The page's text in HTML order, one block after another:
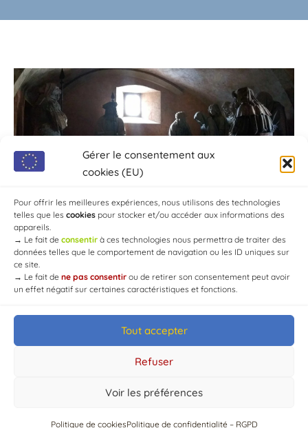
Gérer le consentement aux
cookies (EU)
Pour offrir les meilleures expériences, nous utilisons des technologies
telles que les cookies pour stocker et/ou accéder aux informations des
appareils.
→ Le fait de consentir à ces technologies nous permettra de traiter des
données telles que le comportement de navigation ou les ID uniques sur
ce site.
→ Le fait de ne pas consentir ou de retirer son consentement peut avoir
un effet négatif sur certaines caractéristiques et fonctions.
Tout accepter
Refuser
Voir les préférences
Politique de cookiesPolitique de confidentialité – RGPD
© Mairie de Chaource [2004-2024] | Tous droits réservés.
Developed byWEB3-DESIGN